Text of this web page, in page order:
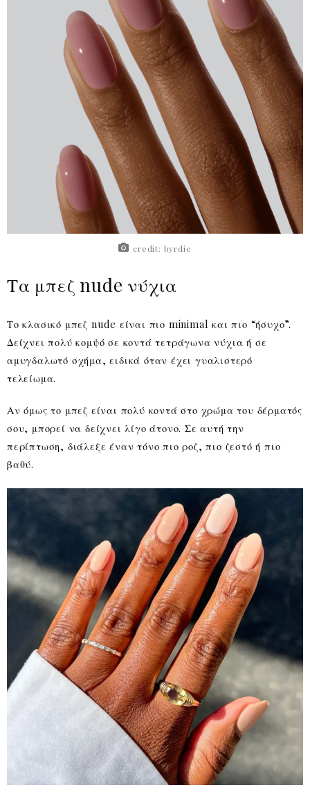
credit: byrdie
Τα μπεζ nude νύχια
Το κλασικό μπεζ nude είναι πιο minimal και πιο “ήσυχο”.
Δείχνει πολύ κομψό σε κοντά τετράγωνα νύχια ή σε
αμυγδαλωτό σχήμα, ειδικά όταν έχει γυαλιστερό
τελείωμα.
Αν όμως το μπεζ είναι πολύ κοντά στο χρώμα του δέρματός
σου, μπορεί να δείχνει λίγο άτονο. Σε αυτή την
περίπτωση, διάλεξε έναν τόνο πιο ροζ, πιο ζεστό ή πιο
βαθύ.